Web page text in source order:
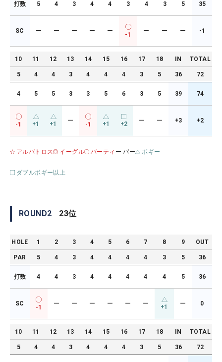
打数 5 4 3 4 4 3 4 3 5 35
SC ー ー ー ー ー
-1
ー ー ー -1
10 11 12 13 14 15 16 17 18 IN TOTAL
5 4 4 3 4 4 4 3 5 36 72
4 5 5 3 3 5 6 3 5 39 74
-1 +1 +1 ー
-1 +1 +2 ー ー +3 +2
アルバトロス イーグル バーティ ー パー ボギー
ダブルボギー以上
ROUND2 23位
HOLE 1 2 3 4 5 6 7 8 9 OUT
PAR 5 4 3 4 4 4 4 3 5 36
打数 4 4 3 4 4 4 4 4 5 36
SC
-1
ー ー ー ー ー ー +1 ー 0
10 11 12 13 14 15 16 17 18 IN TOTAL
5 4 4 3 4 4 4 3 5 36 72